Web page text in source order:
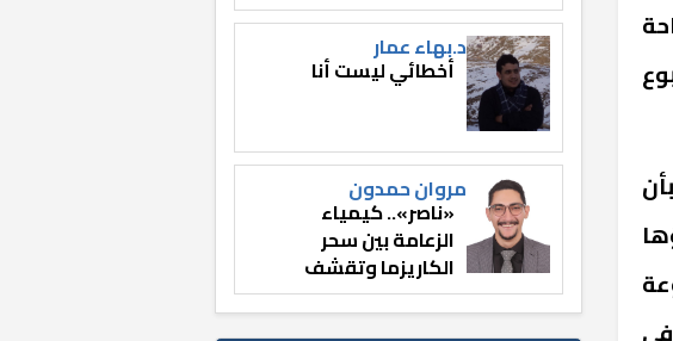
د.بهاء عمار
أخطائي ليست أنا
مروان حمدون
«ناصر».. كيمياء
الزعامة بين سحر
الكاريزما وتقشف
الثائر